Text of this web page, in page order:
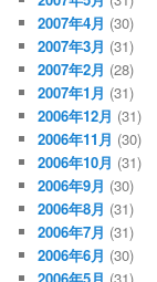
2007年4月 (30)
2007年3月 (31)
2007年2月 (28)
2007年1月 (31)
2006年12月 (31)
2006年11月 (30)
2006年10月 (31)
2006年9月 (30)
2006年8月 (31)
2006年7月 (31)
2006年6月 (30)
2006年5月 (31)